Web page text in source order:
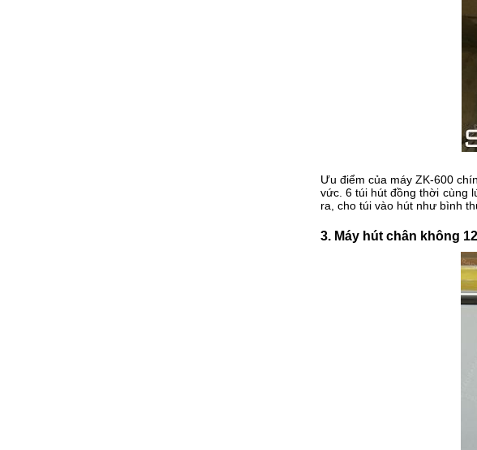
Ưu điểm của máy ZK-600
vức. 6 túi hút đồng thời cùng
ra, cho túi vào hút như bình
3. Máy hút chân không